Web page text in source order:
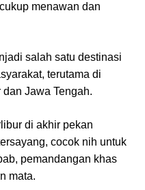
menawan dan
salah satu destinasi
terutama di
Jawa Tengah.
di akhir pekan
cocok nih untuk
pemandangan khas
mata.